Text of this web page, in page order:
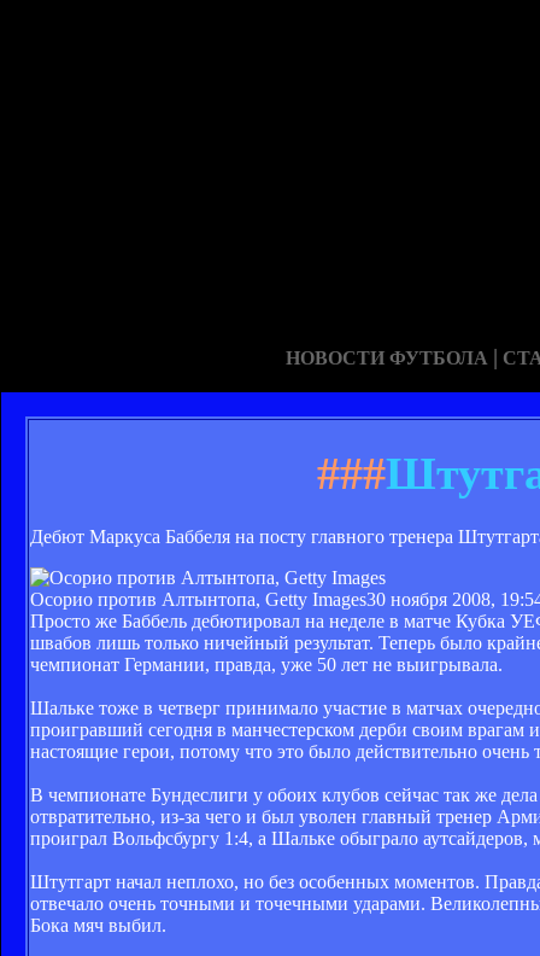
НОВОСТИ ФУТБОЛА |
###
Дебют Маркуса Баббеля на посту главного тренера
Осорио против Алтынтопа, Getty Images30 ноября 2008,
Просто же Баббель дебютировал на неделе в матче Кубка
швабов лишь только ничейный результат. Теперь было
чемпионат Германии, правда, уже 50 лет не выигрывала.
Шальке тоже в четверг принимало участие в матчах
проигравший сегодня в манчестерском дерби своим
настоящие герои, потому что это было действительно
В чемпионате Бундеслиги у обоих клубов сейчас так же
отвратительно, из-за чего и был уволен главный тренер
проиграл Вольфсбургу 1:4, а Шальке обыграло
Штутгарт начал неплохо, но без особенных моментов.
отвечало очень точными и точечными ударами.
Бока мяч выбил.